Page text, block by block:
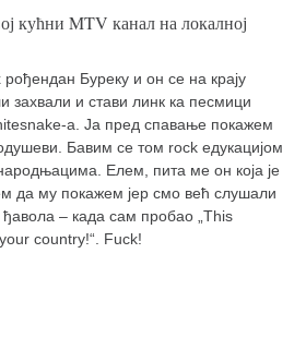
кућни MTV канал на локалној
Буреку и он се на крају
захвали и стави линк ка песмици
а. Ја пред спавање покажем
Бавим се том rock едукацијом
Елем, пита ме он која је
да му покажем јер смо већ слушали
ђавола – када сам пробао „This
country!“. Fuck!